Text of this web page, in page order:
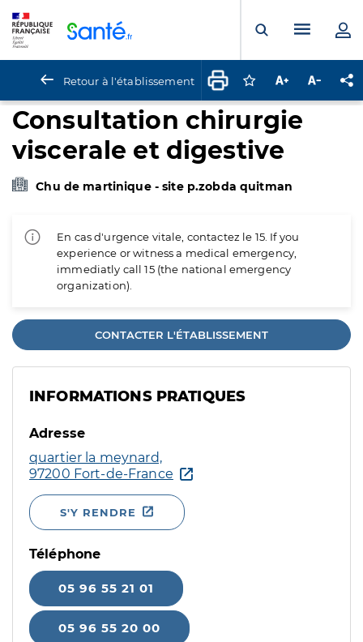
Ouvrir laMenu
Retour à l'établissement Connectez-vous
Augmenter la
Consultation chirurgie
viscerale et digestive
Chu de martinique - site p.zobda quitman
En cas d'urgence vitale, contactez le 15. If you
experience or witness a medical emergency,
immediatly call 15 (the national emergency
organization).
CONTACTER L'ÉTABLISSEMENT
INFORMATIONS PRATIQUES
Adresse
quartier la meynard,
97200 Fort-de-France
S'Y RENDRE
Téléphone
05 96 55 21 01
05 96 55 20 00